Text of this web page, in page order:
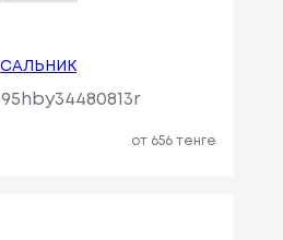
САЛЬНИК
от 656 тенге